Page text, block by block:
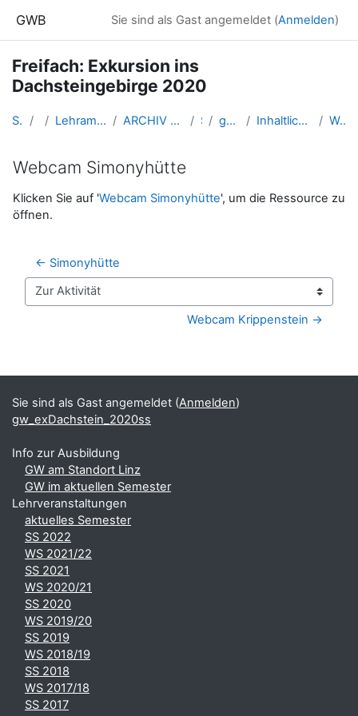
GWB Sie sind als Gast angemeldet (Anmelden)
Freifach: Exkursion ins
Dachsteingebirge 2020
Startseite Kurse Lehramtsausbildung GW im Cluster Österreich Mitte ARCHIV - Lehrveranstaltungen am Standort Linz - seit 2016 SS_2020 gw_exDachstein_2020ss Inhaltlicher Überblick über die Exkursion zum Dachstein Webcam Simonyhütte
Webcam Simonyhütte
Abschlussbedingungen
Klicken Sie auf 'Webcam Simonyhütte', um die Ressource zu
öffnen.
← Simonyhütte
Zur Aktivität
Webcam Krippenstein →
Ergänzungsblöcke
Sie sind als Gast angemeldet (Anmelden)
gw_exDachstein_2020ss
Info zur Ausbildung
GW am Standort Linz
GW im aktuellen Semester
Lehrveranstaltungen
aktuelles Semester
SS 2022
WS 2021/22
SS 2021
WS 2020/21
SS 2020
WS 2019/20
SS 2019
WS 2018/19
SS 2018
WS 2017/18
SS 2017